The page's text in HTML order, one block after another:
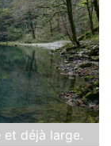
et déjà large.